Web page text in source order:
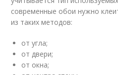
современные обои нужно
из таких методов:
от угла;
от двери;
от окна;